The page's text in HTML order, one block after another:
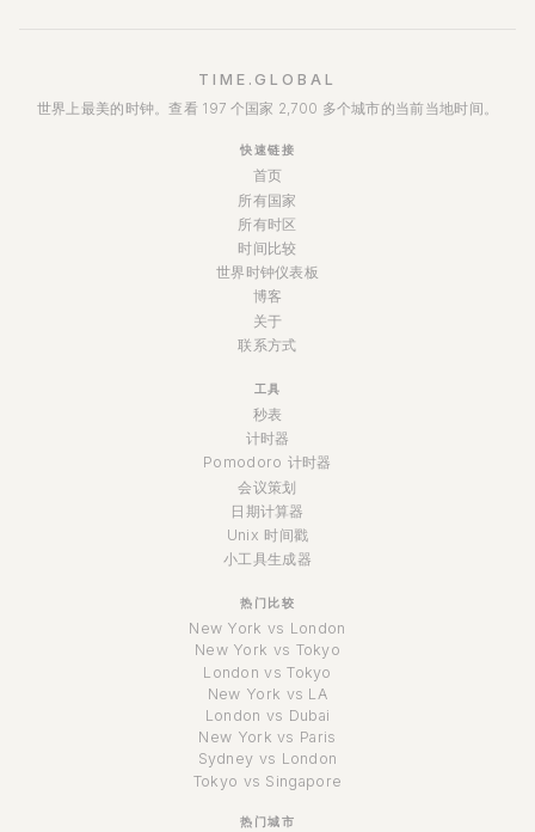
TIME.GLOBAL
世界上最美的时钟。查看 197 个国家 2,700 多个城市的当前当地时间。
快速链接
首页
所有国家
所有时区
时间比较
世界时钟仪表板
博客
关于
联系方式
工具
秒表
计时器
Pomodoro 计时器
会议策划
日期计算器
Unix 时间戳
小工具生成器
热门比较
New York vs London
New York vs Tokyo
London vs Tokyo
New York vs LA
London vs Dubai
New York vs Paris
Sydney vs London
Tokyo vs Singapore
热门城市